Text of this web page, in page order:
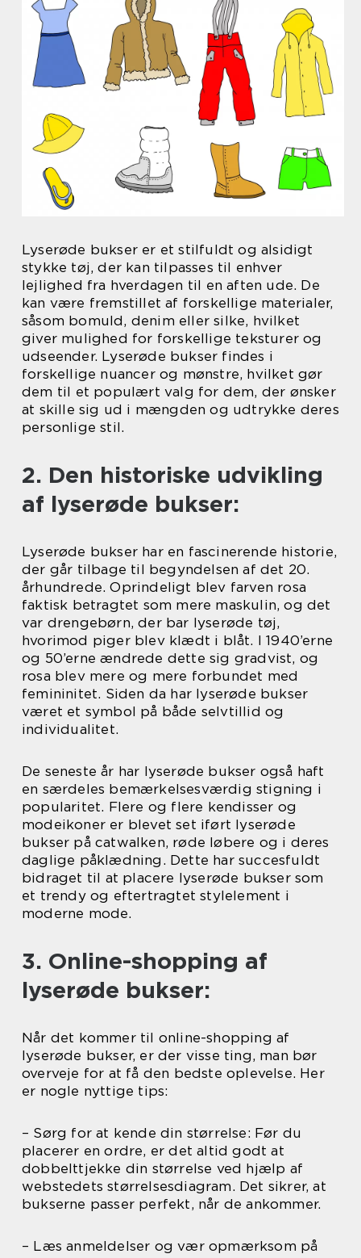
Lyserøde bukser er et stilfuldt og alsidigt
stykke tøj, der kan tilpasses til enhver
lejlighed fra hverdagen til en aften ude. De
kan være fremstillet af forskellige materialer,
såsom bomuld, denim eller silke, hvilket
giver mulighed for forskellige teksturer og
udseender. Lyserøde bukser findes i
forskellige nuancer og mønstre, hvilket gør
dem til et populært valg for dem, der ønsker
at skille sig ud i mængden og udtrykke deres
personlige stil.
2. Den historiske udvikling
af lyserøde bukser:
Lyserøde bukser har en fascinerende historie,
der går tilbage til begyndelsen af det 20.
århundrede. Oprindeligt blev farven rosa
faktisk betragtet som mere maskulin, og det
var drengebørn, der bar lyserøde tøj,
hvorimod piger blev klædt i blåt. I 1940’erne
og 50’erne ændrede dette sig gradvist, og
rosa blev mere og mere forbundet med
femininitet. Siden da har lyserøde bukser
været et symbol på både selvtillid og
individualitet.
De seneste år har lyserøde bukser også haft
en særdeles bemærkelsesværdig stigning i
popularitet. Flere og flere kendisser og
modeikoner er blevet set iført lyserøde
bukser på catwalken, røde løbere og i deres
daglige påklædning. Dette har succesfuldt
bidraget til at placere lyserøde bukser som
et trendy og eftertragtet stylelement i
moderne mode.
3. Online-shopping af
lyserøde bukser:
Når det kommer til online-shopping af
lyserøde bukser, er der visse ting, man bør
overveje for at få den bedste oplevelse. Her
er nogle nyttige tips:
– Sørg for at kende din størrelse: Før du
placerer en ordre, er det altid godt at
dobbelttjekke din størrelse ved hjælp af
webstedets størrelsesdiagram. Det sikrer, at
bukserne passer perfekt, når de ankommer.
– Læs anmeldelser og vær opmærksom på